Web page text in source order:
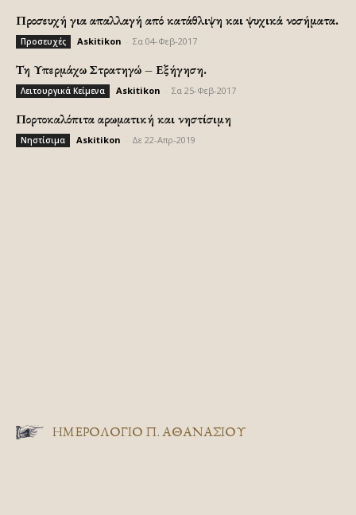
Προσευχή για απαλλαγή από κατάθλιψη και ψυχικά νοσήματα.
Προσευχές Askitikon Σα 04-Φεβ-2017
Τη Υπερμάχω Στρατηγώ – Εξήγηση.
Λειτουργικά Κείμενα Askitikon Σα 25-Φεβ-2017
Πορτοκαλόπιτα αρωματική και νηστίσιμη
Νηστίσιμα Askitikon Δε 22-Απρ-2019
ΗΜΕΡΟΛΟΓΙΟ Π. ΑΘΑΝΑΣΙΟΥ